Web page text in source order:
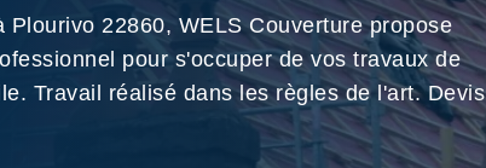
Plourivo 22860, WELS Couverture propose
pour s'occuper de vos travaux de
Travail réalisé dans les règles de l'art. Devis